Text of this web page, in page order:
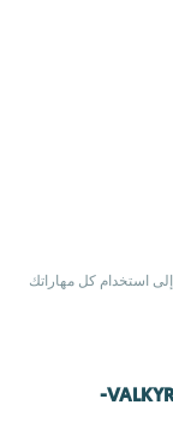
استخدام كل مهاراتك